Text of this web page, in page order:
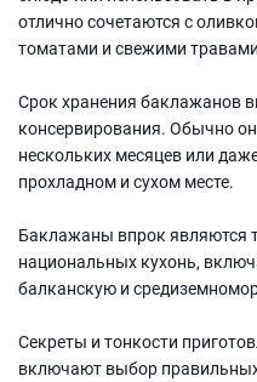
отлично сочетаются с
томатами и свежими
Срок хранения баклажанов
консервирования. Обычно
нескольких месяцев или
прохладном и сухом месте.
Баклажаны впрок являются
национальных кухонь,
балканскую и
Секреты и тонкости
включают выбор